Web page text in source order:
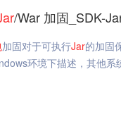
/War 加固_SDK-
加固对于可执行Jar的加固
环境下描述，其他